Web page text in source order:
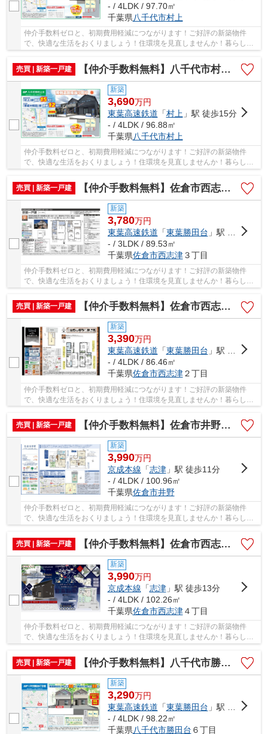
- / 4LDK / 97.70㎡
千葉県八千代市村上
仲介手数料ゼロと、初期費用軽減につながります！ご好評の新築物件
で、快適な生活をおくりましょう！住環境を見直しませんか！暮らしの
売買 | 新築一戸建
【仲介手数料無料】八千代市村上 新築戸建て
新築
3,690万円
東葉高速鉄道 「村上 」駅 徒歩15分
- / 4LDK / 96.88㎡
千葉県八千代市村上
仲介手数料ゼロと、初期費用軽減につながります！ご好評の新築物件
で、快適な生活をおくりましょう！住環境を見直しませんか！暮らしの
中でも、住居は充実した生活を送るための大きな...
売買 | 新築一戸建
【仲介手数料無料】佐倉市西志津 新築戸建て
新築
3,780万円
東葉高速鉄道 「東葉勝田台 」駅 徒歩14分
- / 3LDK / 89.53㎡
千葉県佐倉市西志津３丁目
仲介手数料ゼロと、初期費用軽減につながります！ご好評の新築物件
で、快適な生活をおくりましょう！住環境を見直しませんか！暮らしの
中でも、住居は充実した生活を送るための大きな...
売買 | 新築一戸建
【仲介手数料無料】佐倉市西志津 新築戸建て
新築
3,390万円
東葉高速鉄道 「東葉勝田台 」駅 徒歩13分
- / 4LDK / 86.46㎡
千葉県佐倉市西志津２丁目
仲介手数料ゼロと、初期費用軽減につながります！ご好評の新築物件
で、快適な生活をおくりましょう！住環境を見直しませんか！暮らしの
売買 | 新築一戸建
【仲介手数料無料】佐倉市井野 新築戸建て
新築
3,990万円
京成本線 「志津」駅 徒歩11分
- / 4LDK / 100.96㎡
千葉県佐倉市井野
仲介手数料ゼロと、初期費用軽減につながります！ご好評の新築物件
で、快適な生活をおくりましょう！住環境を見直しませんか！暮らしの
売買 | 新築一戸建
【仲介手数料無料】佐倉市西志津 新築戸建て
新築
3,990万円
京成本線 「志津」駅 徒歩13分
- / 4LDK / 102.26㎡
千葉県佐倉市西志津４丁目
仲介手数料ゼロと、初期費用軽減につながります！ご好評の新築物件
で、快適な生活をおくりましょう！住環境を見直しませんか！暮らしの
売買 | 新築一戸建
【仲介手数料無料】八千代市勝田台 新築戸建て
新築
3,290万円
東葉高速鉄道 「東葉勝田台 」駅 徒歩22分
- / 4LDK / 98.22㎡
千葉県八千代市勝田台 ６丁目